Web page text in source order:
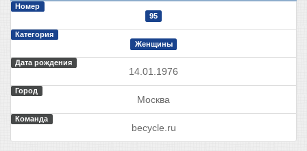
Номер
95
Категория
Женщины
Дата рождения
14.01.1976
Город
Москва
Команда
becycle.ru